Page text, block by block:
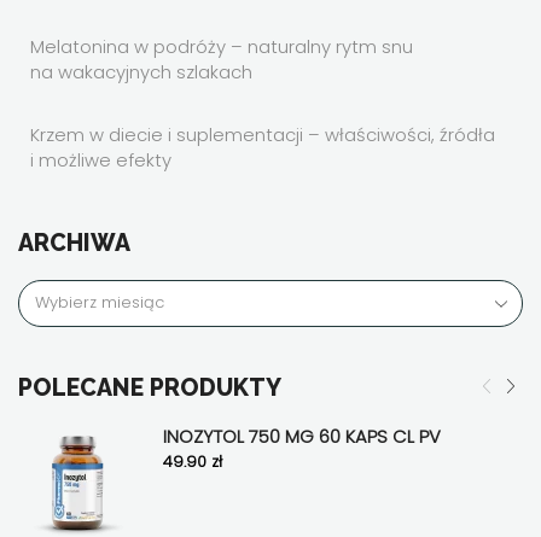
Melatonina w podróży – naturalny rytm snu
na wakacyjnych szlakach
Krzem w diecie i suplementacji – właściwości, źródła
i możliwe efekty
ARCHIWA
POLECANE PRODUKTY
INOZYTOL 750 MG 60 KAPS CL PV
49.90 zł